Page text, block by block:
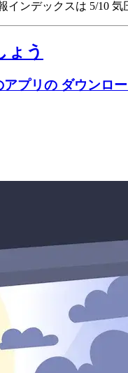
インデックスは 5/10 気
ょう
プリの ダウンロ